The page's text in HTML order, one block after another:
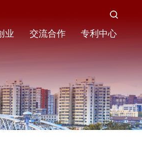
业 交流合作 专利中心